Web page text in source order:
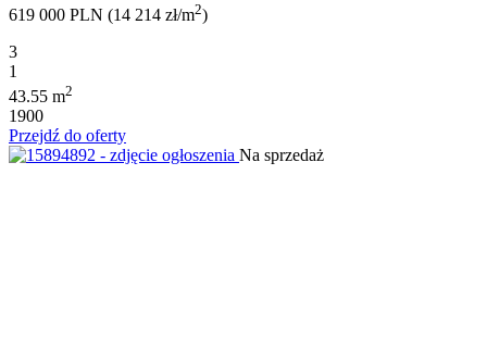
619 000 PLN (14 214 zł/m2)
3
1
43.55 m2
1900
Przejdź do oferty
Na sprzedaż